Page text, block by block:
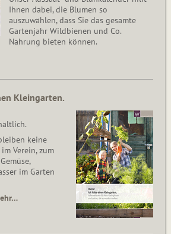
Ihnen dabei, die Blumen so
auszuwählen, dass Sie das gesamte
Gartenjahr Wildbienen und Co.
Nahrung bieten können.
Kleingarten.
keine
Verein, zum
im Garten